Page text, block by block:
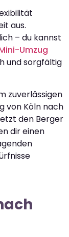
aus.
– du kannst
Umzug
und sorgfältig
zuverlässigen
von Köln nach
den Berger
dir einen